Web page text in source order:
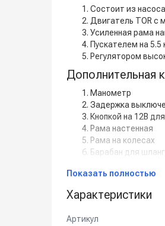
Состоит из
Двигатель TOR с
Усиленная рама
Пускателем на 5.5
Регулятором
Дополнительная
Манометр
Задержка
Кнопкой на 12В
Рама настенная
Рама на колесах
Барабан для
Шланг высокого
Система
Спектр применения:
Показать полностью
Характеристики
Артикул